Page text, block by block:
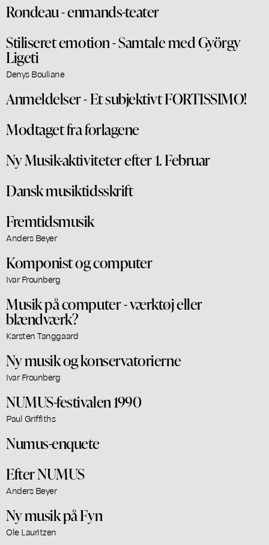
Rondeau - enmands-teater
Stiliseret emotion - Samtale med György
Ligeti
Denys Bouliane
Anmeldelser - Et subjektivt FORTISSIMO!
Modtaget fra forlagene
Ny Musik-aktiviteter efter 1. Februar
Dansk musiktidsskrift
Fremtidsmusik
Anders Beyer
Komponist og computer
Ivar Frounberg
Musik på computer - værktøj eller
blændværk?
Karsten Tanggaard
Ny musik og konservatorierne
Ivar Frounberg
NUMUS-festivalen 1990
Paul Griffiths
Numus-enquete
Efter NUMUS
Anders Beyer
Ny musik på Fyn
Ole Lauritzen